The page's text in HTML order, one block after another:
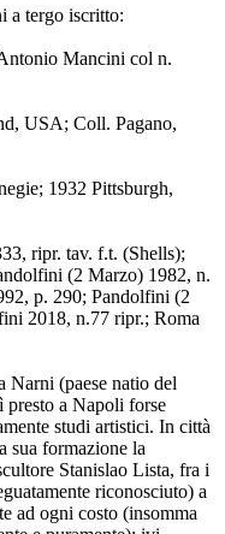
a tergo iscritto:
Mancini col n.
USA; Coll. Pagano,
1932 Pittsburgh,
ripr. tav. f.t. (Shells);
(2 Marzo) 1982, n.
p. 290; Pandolfini (2
2018, n.77 ripr.; Roma
Narni (paese natio del
a Napoli forse
studi artistici. In città
sua formazione la
Stanislao Lista, fra i
riconosciuto) a
ad ogni costo (insomma